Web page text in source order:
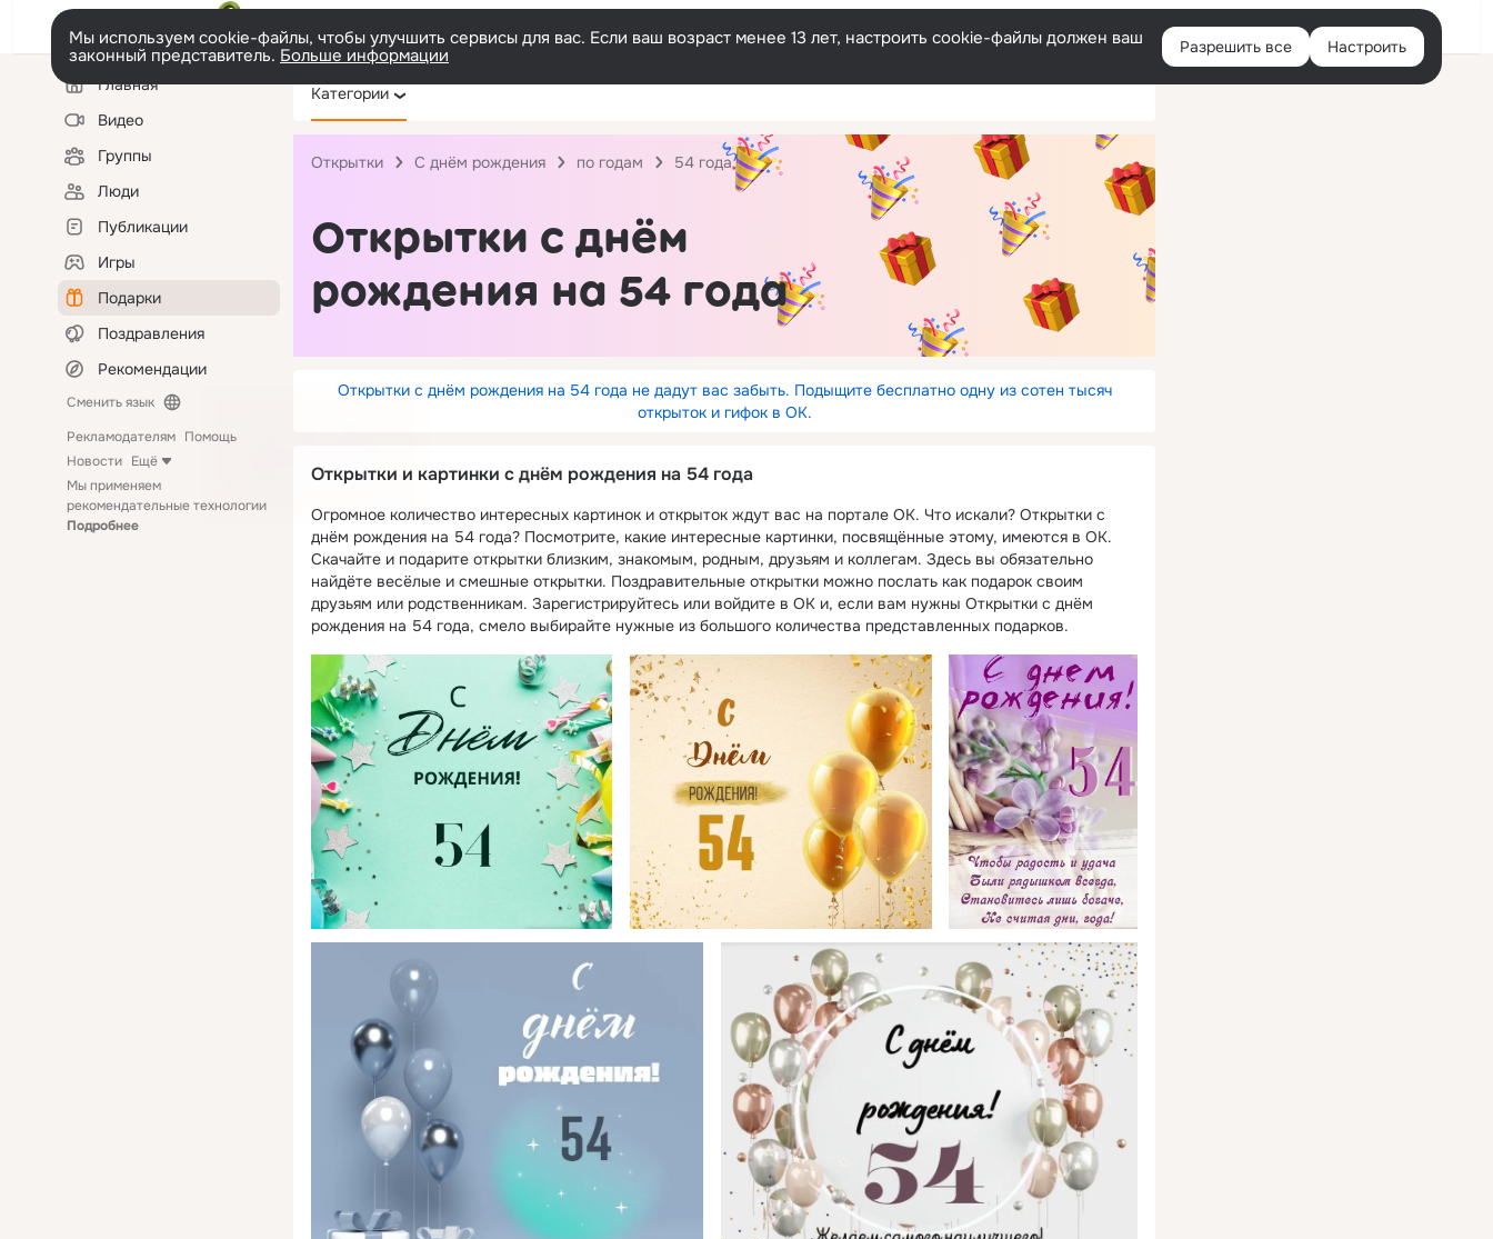
Войти
Мы используем cookie-файлы, чтобы улучшить сервисы для вас. Если ваш возраст менее 13 лет, настроить cookie-файлы должен ваш
законный представитель. Больше информации Разрешить все Настроить
Левая
колонкаГлавная
Видео
Группы
Люди
Публикации
Игры
Подарки
Поздравления
Рекомендации
Сменить язык
Рекламодателям Помощь
Новости Ещё
Мы применяем
рекомендательные технологии
Подробнее
Категории
Открытки С днём рождения по годам 54 года
Открытки с днём
рождения на 54 года
Открытки с днём рождения на 54 года не дадут вас забыть. Подыщите бесплатно одну из сотен тысяч
открыток и гифок в ОК.
Открытки и картинки с днём рождения на 54 года
Огромное количество интересных картинок и открыток ждут вас на портале ОК. Что искали? Открытки с
днём рождения на 54 года? Посмотрите, какие интересные картинки, посвящённые этому, имеются в ОК.
Скачайте и подарите открытки близким, знакомым, родным, друзьям и коллегам. Здесь вы обязательно
найдёте весёлые и смешные открытки. Поздравительные открытки можно послать как подарок своим
друзьям или родственникам. Зарегистрируйтесь или войдите в ОК и, если вам нужны Открытки с днём
рождения на 54 года, смело выбирайте нужные из большого количества представленных подарков.